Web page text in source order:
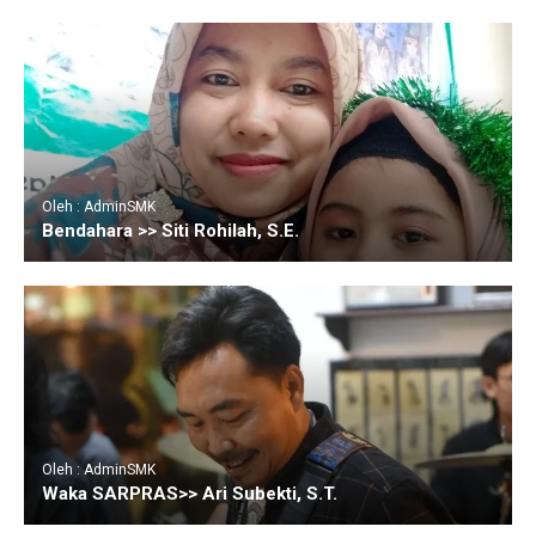
Oleh : AdminSMK
Bendahara >> Siti Rohilah, S.E.
Oleh : AdminSMK
Waka SARPRAS>> Ari Subekti, S.T.